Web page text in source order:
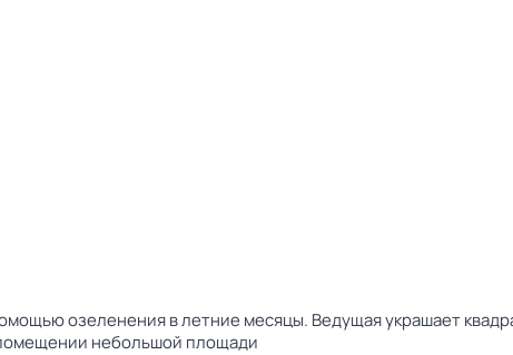
озеленения в летние месяцы. Ведущая украшает
небольшой площади